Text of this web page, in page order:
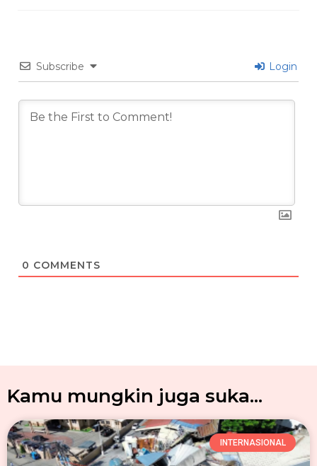
Subscribe Login
0 COMMENTS
Kamu mungkin juga suka...
INTERNASIONAL